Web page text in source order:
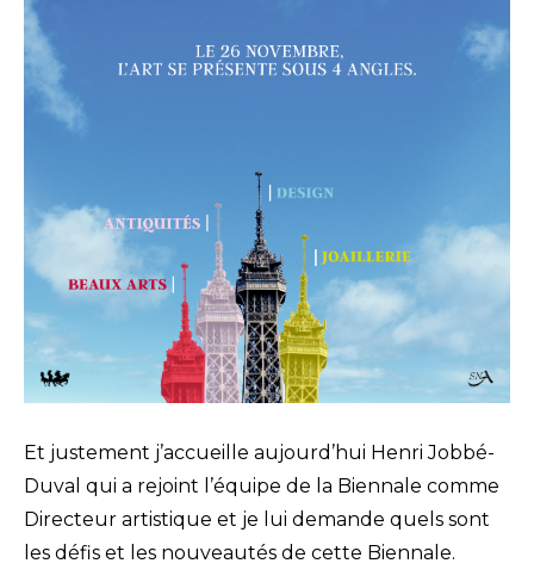
Et justement j’accueille aujourd’hui Henri Jobbé-
Duval qui a rejoint l’équipe de la Biennale comme
Directeur artistique et je lui demande quels sont
les défis et les nouveautés de cette Biennale.